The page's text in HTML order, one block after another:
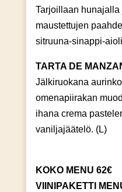
Tarjoillaan hunajalla
maustettujen
sitruuna-sinappi-
TARTA DE
Jälkiruokana
omenapiirakan
ihana crema
vaniljajäätelö. (L)
KOKO MENU 62€
VIINIPAKETTI